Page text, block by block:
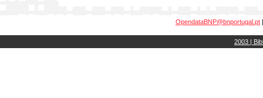
OpendataBNP@bnportugal.pt
2003 |